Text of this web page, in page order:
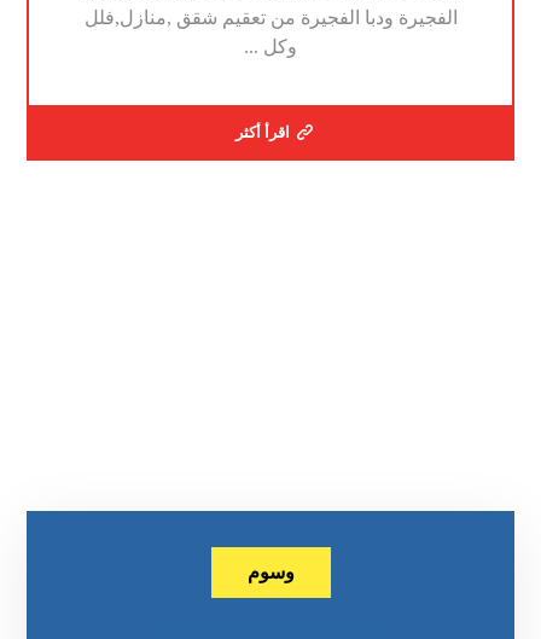
الفجيرة ودبا الفجيرة من تعقيم شقق ,منازل,فلل
وكل ...
اقرأ أكثر
وسوم